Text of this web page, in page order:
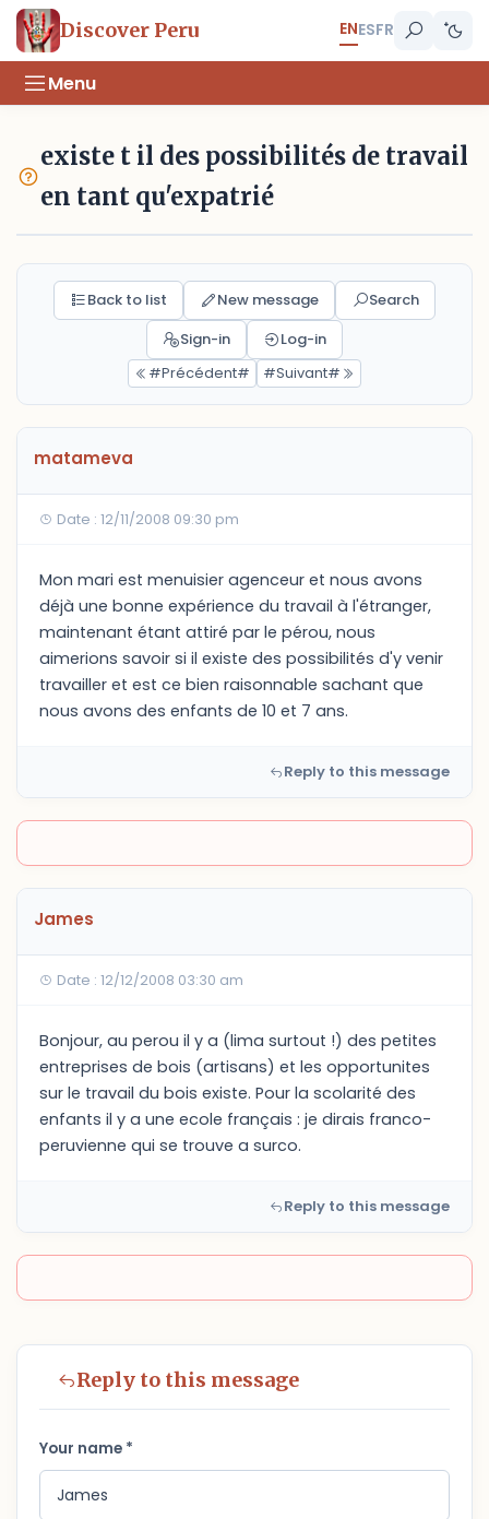
Discover Peru ENESFR
Menu
existe t il des possibilités de travail
en tant qu'expatrié
Back to list New message
Search
Sign-in
Log-in
#Précédent#
#Suivant#
matameva
Date : 12/11/2008 09:30 pm
Mon mari est menuisier agenceur et nous avons
déjà une bonne expérience du travail à l'étranger,
maintenant étant attiré par le pérou, nous
aimerions savoir si il existe des possibilités d'y venir
travailler et est ce bien raisonnable sachant que
nous avons des enfants de 10 et 7 ans.
Reply to this message
James
Date : 12/12/2008 03:30 am
Bonjour, au perou il y a (lima surtout !) des petites
entreprises de bois (artisans) et les opportunites
sur le travail du bois existe. Pour la scolarité des
enfants il y a une ecole français : je dirais franco-
peruvienne qui se trouve a surco.
Reply to this message
Reply to this message
Your name *